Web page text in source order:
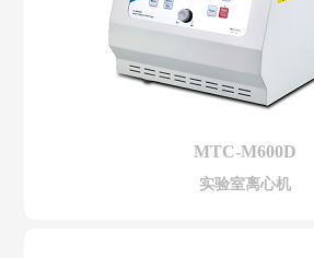
MTC-M600D
实验室离心机